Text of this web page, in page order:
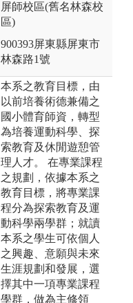
屏師校區(舊名林森校
區)
900393屏東縣屏東市
林森路1號
本系之教育目標，由
以前培養術德兼備之
國小體育師資，轉型
為培養運動科學、探
索教育及休閒遊憩管
理人才。 在專業課程
之規劃，依據本系之
教育目標，將專業課
程分為探索教育及運
動科學兩學群；就讀
本系之學生可依個人
之興趣、意願與未來
生涯規劃和發展，選
擇其中一項專業課程
學群，做為主修領